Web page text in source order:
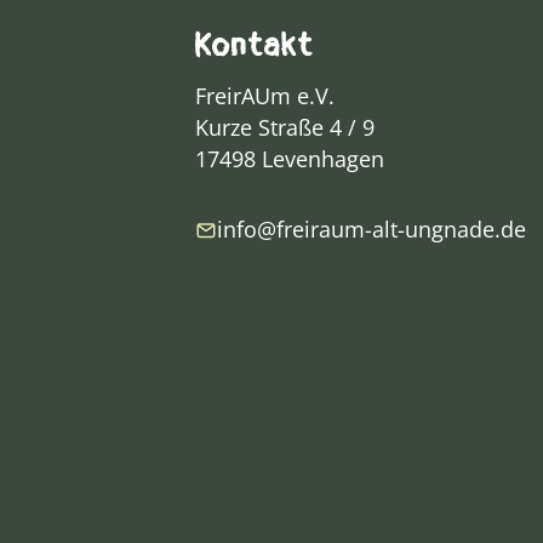
Kontakt
FreirAUm e.V.
Kurze Straße 4 / 9
17498 Levenhagen
info@freiraum-alt-ungnade.de